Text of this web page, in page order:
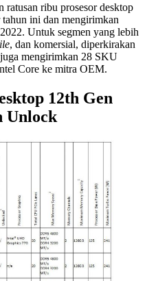
ribu prosesor desktop
ini dan mengirimkan
Untuk segmen yang lebih
, dan komersial, diperkirakan
mengirimkan 28 SKU
Core ke mitra OEM.
12th Gen
Unlock